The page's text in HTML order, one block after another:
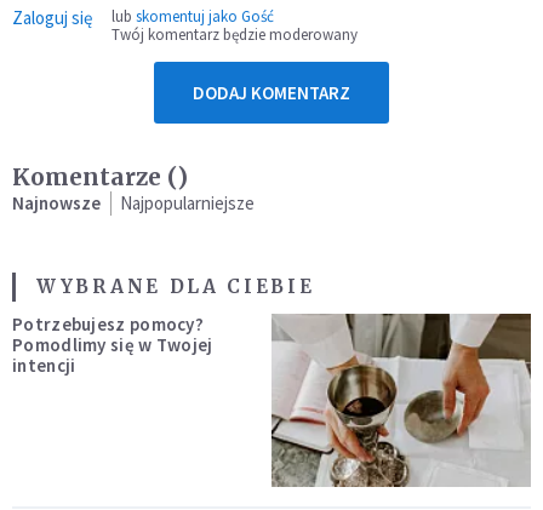
Zaloguj się lub skomentuj jako Gość
Twój komentarz będzie moderowany
DODAJ KOMENTARZ
Komentarze ()
Najnowsze Najpopularniejsze
WYBRANE DLA CIEBIE
Potrzebujesz pomocy?
Pomodlimy się w Twojej
intencji